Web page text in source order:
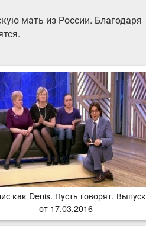
мать из России. Благодаря
как Denis. Пусть говорят. Выпуск
от 17.03.2016